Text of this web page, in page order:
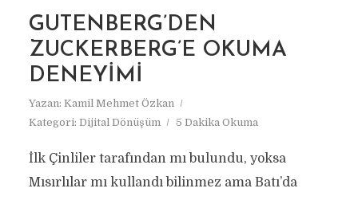
GUTENBERG’DEN
ZUCKERBERG’E OKUMA
DENEYIMI
Yazan: Kamil Mehmet Özkan
Kategori: Dijital Dönüşüm 5 Dakika Okuma
İlk Çinliler tarafından mı bulundu, yoksa
Mısırlılar mı kullandı bilinmez ama Batı’da